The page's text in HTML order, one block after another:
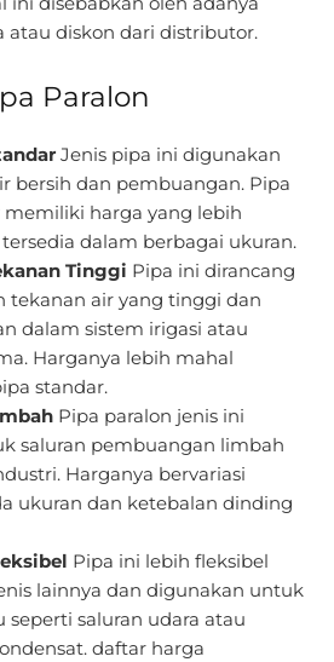
atau diskon dari distributor.
Paralon
Jenis pipa ini digunakan
bersih dan pembuangan. Pipa
memiliki harga yang lebih
dalam berbagai ukuran.
Tinggi Pipa ini dirancang
tekanan air yang tinggi dan
dalam sistem irigasi atau
Harganya lebih mahal
standar.
Pipa paralon jenis ini
saluran pembuangan limbah
Harganya bervariasi
ukuran dan ketebalan dinding
Pipa ini lebih fleksibel
lainnya dan digunakan untuk
seperti saluran udara atau
daftar harga